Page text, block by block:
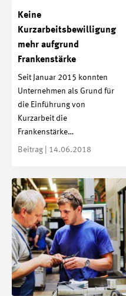
Keine
Kurzarbeitsbewilligung
mehr aufgrund
Frankenstärke
Seit Januar 2015 konnten
Unternehmen als Grund für
die Einführung von
Kurzarbeit die
Frankenstärke…
Beitrag | 14.06.2018